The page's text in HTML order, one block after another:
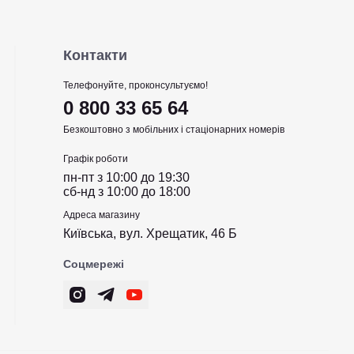
Контакти
Телефонуйте, проконсультуємо!
0 800 33 65 64
Безкоштовно з мобільних і стаціонарних номерів
Графік роботи
пн-пт з 10:00 до 19:30
сб-нд з 10:00 до 18:00
Адреса магазину
Київська, вул. Хрещатик, 46 Б
Соцмережі